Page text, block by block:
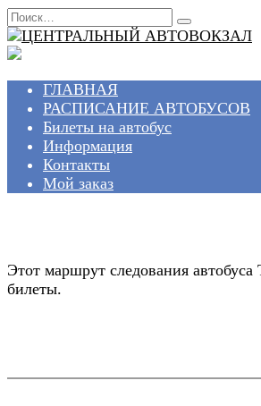
Перейти
к
содержанию
Search
for:
ГЛАВНАЯ
РАСПИСАНИЕ АВТОБУСОВ
Билеты на автобус
Информация
Контакты
Мой заказ
Этот маршрут следования
билеты.